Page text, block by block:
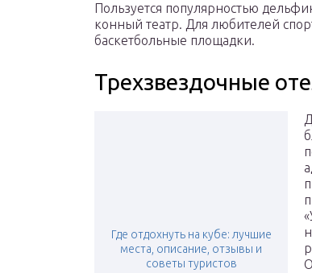
Пользуется популярностью
конный театр. Для любителей
баскетбольные площадки.
Трехзвездочные
Где отдохнуть на кубе: лучшие
места, описание, отзывы и
советы туристов